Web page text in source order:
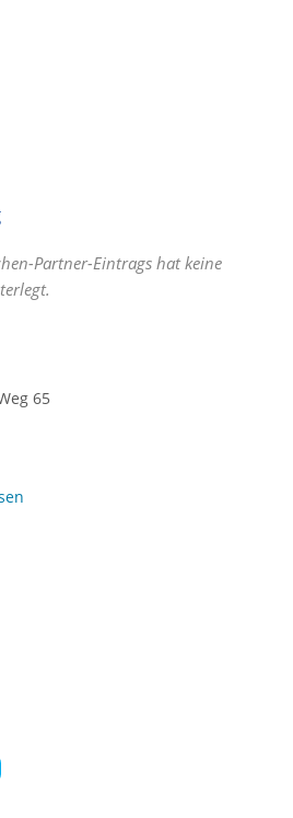
Partner-Eintrags hat keine
65